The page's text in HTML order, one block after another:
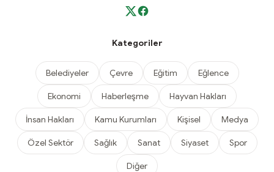
Kategoriler
Belediyeler Çevre Eğitim Eğlence
Ekonomi Haberleşme Hayvan Hakları
İnsan Hakları Kamu Kurumları Kişisel Medya
Özel Sektör Sağlık Sanat Siyaset Spor
Diğer